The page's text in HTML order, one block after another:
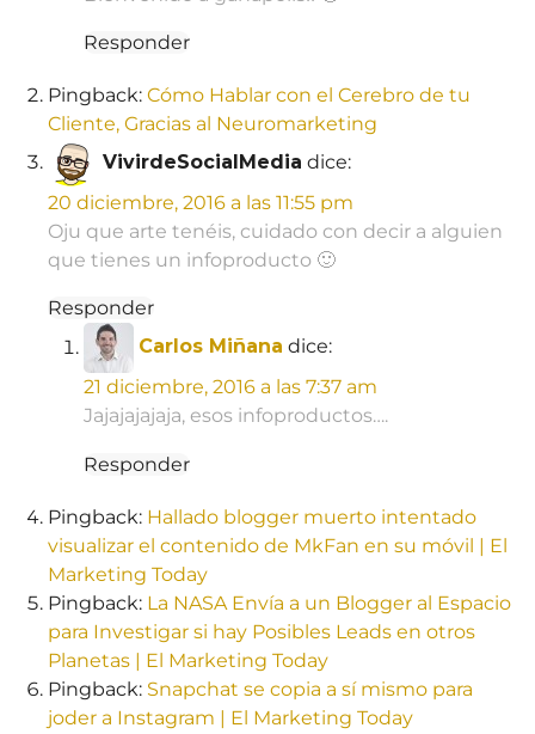
Responder
Pingback: Cómo Hablar con el Cerebro de tu
Cliente, Gracias al Neuromarketing
VivirdeSocialMedia dice:
20 diciembre, 2016 a las 11:55 pm
Oju que arte tenéis, cuidado con decir a alguien
que tienes un infoproducto 🙂
Responder
Carlos Miñana dice:
21 diciembre, 2016 a las 7:37 am
Jajajajajaja, esos infoproductos….
Responder
Pingback: Hallado blogger muerto intentado
visualizar el contenido de MkFan en su móvil | El
Marketing Today
Pingback: La NASA Envía a un Blogger al Espacio
para Investigar si hay Posibles Leads en otros
Planetas | El Marketing Today
Pingback: Snapchat se copia a sí mismo para
joder a Instagram | El Marketing Today